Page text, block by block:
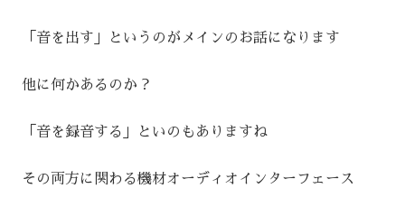
「音を出す」というのがメインのお話になります
他に何かあるのか？
「音を録音する」といのもありますね
その両方に関わる機材オーディオインターフェース